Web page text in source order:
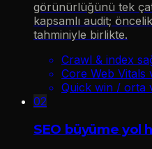
görünürlüğünü tek
kapsamlı audit;
tahminiyle birlikte.
Crawl & index
Core Web Vitals
Quick win / orta
02
SEO büyüme yol